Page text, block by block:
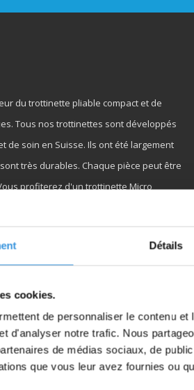
Détails
cookies.
de personnaliser le contenu
d'analyser notre trafic. Nous
de médias sociaux, de
que vous leur avez fournies ou
du trottinette pliable compact et de
Tous nos trottinettes sont développés
de soin en Suisse. Ils ont été largement
très durables. Chaque pièce peut être
profiterez d'un trottinette Micro